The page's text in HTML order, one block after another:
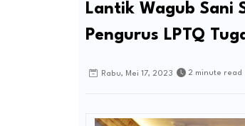
Lantik Wagub Sani
Pengurus LPTQ
Rabu, Mei 17, 2023 2 minute read